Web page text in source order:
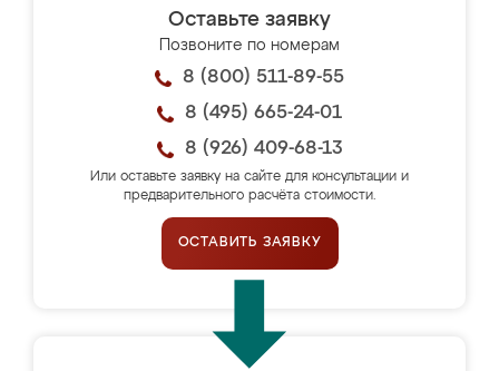
Оставьте заявку
Позвоните по номерам
8 (800) 511-89-55
8 (495) 665-24-01
8 (926) 409-68-13
Или оставьте заявку на сайте для консультации и
предварительного расчёта стоимости.
ОСТАВИТЬ ЗАЯВКУ